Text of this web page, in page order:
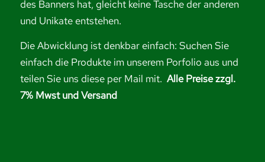
des Banners hat, gleicht keine Tasche der anderen
und Unikate entstehen.
Die Abwicklung ist denkbar einfach: Suchen Sie
einfach die Produkte im unserem Porfolio aus und
teilen Sie uns diese per Mail mit. Alle Preise zzgl.
7% Mwst und Versand